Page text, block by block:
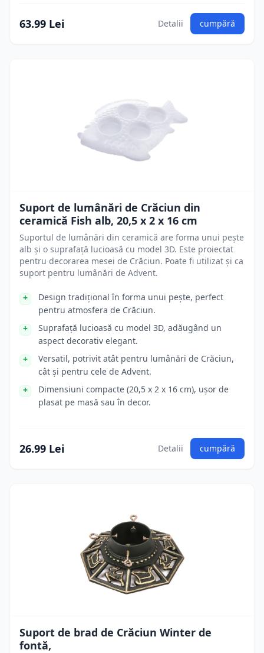
63.99 Lei Detalii cumpără
Suport de lumânări de Crăciun din
ceramică Fish alb, 20,5 x 2 x 16 cm
Suportul de lumânări din ceramică are forma unui pește
alb și o suprafață lucioasă cu model 3D. Este proiectat
pentru decorarea mesei de Crăciun. Poate fi utilizat și ca
suport pentru lumânări de Advent.
Design tradițional în forma unui pește, perfect
pentru atmosfera de Crăciun.
Suprafață lucioasă cu model 3D, adăugând un
aspect decorativ elegant.
Versatil, potrivit atât pentru lumânări de Crăciun,
cât și pentru cele de Advent.
Dimensiuni compacte (20,5 x 2 x 16 cm), ușor de
plasat pe masă sau în decor.
26.99 Lei Detalii cumpără
Suport de brad de Crăciun Winter de
fontă,